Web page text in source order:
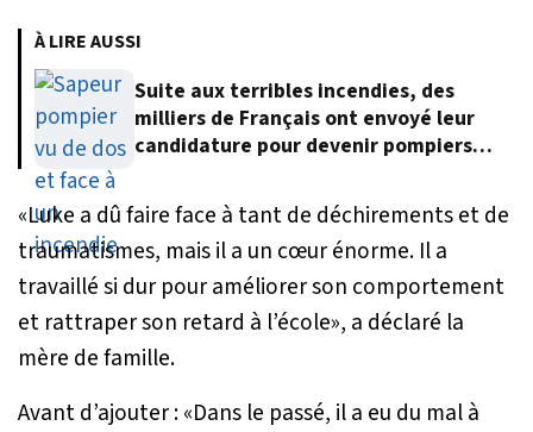
À LIRE AUSSI
Suite aux terribles incendies, des
milliers de Français ont envoyé leur
candidature pour devenir pompiers
«Luke a dû faire face à tant de déchirements et de
traumatismes, mais il a un cœur énorme. Il a
travaillé si dur pour améliorer son comportement
et rattraper son retard à l’école», a déclaré la
mère de famille.
Avant d’ajouter : «Dans le passé, il a eu du mal à